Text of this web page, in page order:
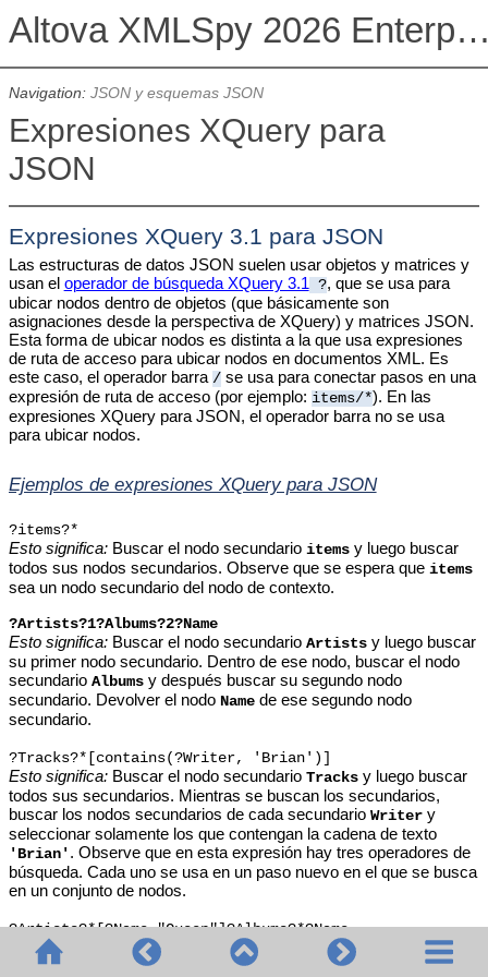
Altova XMLSpy 2026
Navigation: JSON y esquemas JSON
Expresiones XQuery para
JSON
Expresiones XQuery 3.1 para JSON
Las estructuras de datos JSON suelen usar objetos y matrices y
usan el operador de búsqueda XQuery 3.1?, que se usa para
ubicar nodos dentro de objetos (que básicamente son
asignaciones desde la perspectiva de XQuery) y matrices JSON.
Esta forma de ubicar nodos es distinta a la que usa expresiones
de ruta de acceso para ubicar nodos en documentos XML. Es
este caso, el operador barra /se usa para conectar pasos en una
expresión de ruta de acceso (por ejemplo: items/*). En las
expresiones XQuery para JSON, el operador barra no se usa
para ubicar nodos.
Ejemplos de expresiones XQuery para JSON
?items?*
Esto significa:Buscar el nodo secundario itemsy luego buscar
todos sus nodos secundarios. Observe que se espera que items
sea un nodo secundario del nodo de contexto.
?Artists?1?Albums?2?Name
Esto significa:Buscar el nodo secundario Artistsy luego buscar
su primer nodo secundario. Dentro de ese nodo, buscar el nodo
secundario Albumsy después buscar su segundo nodo
secundario. Devolver el nodo Namede ese segundo nodo
secundario.
?Tracks?*[contains(?Writer, 'Brian')]
Esto significa:Buscar el nodo secundario Tracksy luego buscar
todos sus secundarios. Mientras se buscan los secundarios,
buscar los nodos secundarios de cada secundario Writery
seleccionar solamente los que contengan la cadena de texto
'Brian' . Observe que en esta expresión hay tres operadores de
búsqueda. Cada uno se usa en un paso nuevo en el que se busca
en un conjunto de nodos.
?Artists?*[?Name="Queen"]?Albums?*?Name
Esto significa: Dentro del objeto raíz, buscar el nodo secundario
Artists
y luego buscar todos sus secundarios que tengan el